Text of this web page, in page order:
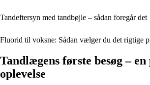
Tandeftersyn med tandbøjle – sådan foregår det
Fluorid til voksne: Sådan vælger du det rigtige
Tandlægens første besøg –
oplevelse